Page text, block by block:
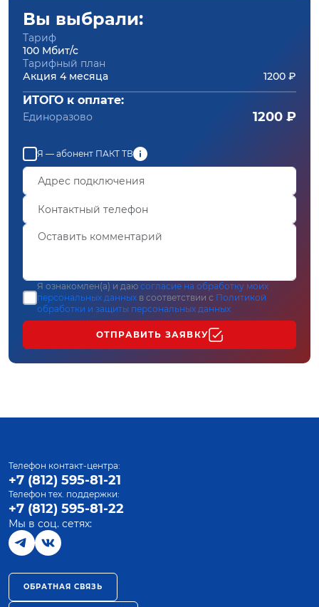
Вы выбрали:
Тариф
100 Мбит/с
Тарифный план
Акция 4 месяца
1200 ₽
ИТОГО к оплате:
Единоразово 1200 ₽
Я — абонент ПАКТ ТВ
Я ознакомлен(а) и даю согласие на обработку моих
персональных данных в соответствии с Политикой
обработки и защиты персональных данных
ОТПРАВИТЬ ЗАЯВКУ
Телефон контакт-центра:
+7 (812) 595-81-21
Телефон тех. поддержки:
+7 (812) 595-81-22
Мы в соц. сетях:
ОБРАТНАЯ СВЯЗЬ